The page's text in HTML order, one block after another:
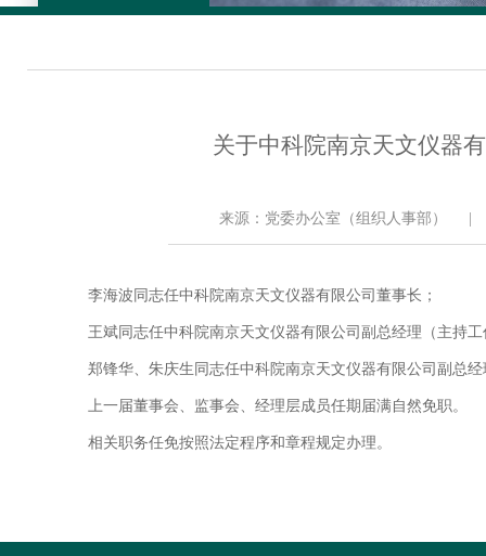
关于中科院南京天文仪器
来源：党委办公室（组织人事部）
李海波同志任中科院南京天文仪器有限公司董事长；
王斌同志任中科院南京天文仪器有限公司副总经理（主持工
郑锋华、朱庆生同志任中科院南京天文仪器有限公司副总经
上一届董事会、监事会、经理层成员任期届满自然免职。
相关职务任免按照法定程序和章程规定办理。